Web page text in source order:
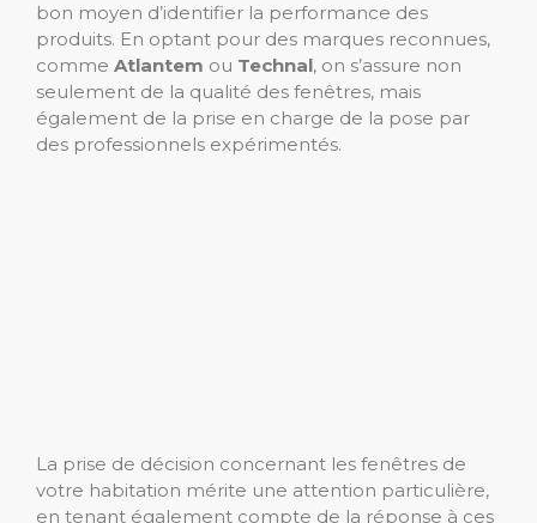
bon moyen d’identifier la performance des
produits. En optant pour des marques reconnues,
comme Atlantem ou Technal, on s’assure non
seulement de la qualité des fenêtres, mais
également de la prise en charge de la pose par
des professionnels expérimentés.
La prise de décision concernant les fenêtres de
votre habitation mérite une attention particulière,
en tenant également compte de la réponse à ces